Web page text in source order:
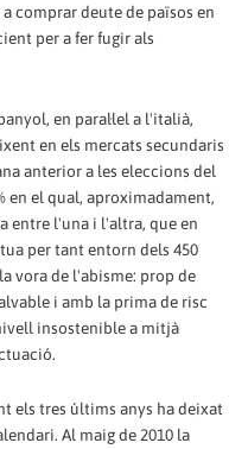
a comprar deute de països en
per a fer fugir als
en paral·lel a l'italià,
en els mercats secundaris
anterior a les eleccions del
en el qual, aproximadament,
entre l'una i l'altra, que en
per tant entorn dels 450
vora de l'abisme: prop de
i amb la prima de risc
insostenible a mitjà
els tres últims anys ha deixat
Al maig de 2010 la